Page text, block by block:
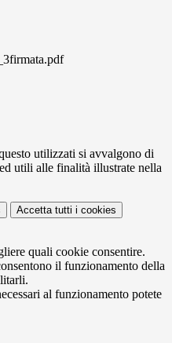
utilizzati si avvalgono di
utili alle finalità illustrate nella
Accetta tutti i cookies
quali cookie consentire.
il funzionamento della
al funzionamento potete